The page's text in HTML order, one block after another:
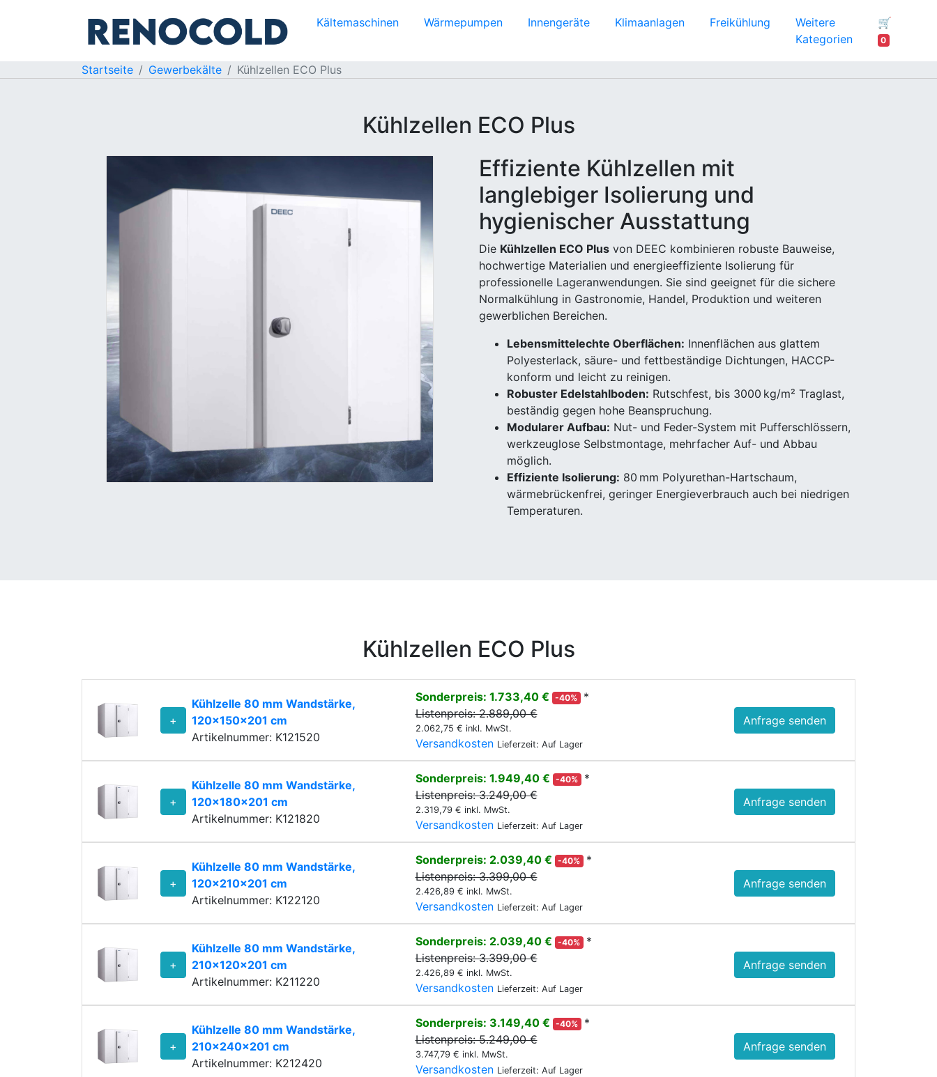
Kältemaschinen Wärmepumpen Innengeräte Klimaanlagen Freikühlung
Weitere
Kategorien
🛒
0
Startseite Gewerbekälte Kühlzellen ECO Plus
Kühlzellen ECO Plus
Effiziente Kühlzellen mit
langlebiger Isolierung und
hygienischer Ausstattung
Die Kühlzellen ECO Plus von DEEC kombinieren robuste Bauweise,
hochwertige Materialien und energieeffiziente Isolierung für
professionelle Lageranwendungen. Sie sind geeignet für die sichere
Normalkühlung in Gastronomie, Handel, Produktion und weiteren
gewerblichen Bereichen.
Lebensmittelechte Oberflächen: Innenflächen aus glattem
Polyesterlack, säure- und fettbeständige Dichtungen, HACCP-
konform und leicht zu reinigen.
Robuster Edelstahlboden: Rutschfest, bis 3000 kg/m² Traglast,
beständig gegen hohe Beanspruchung.
Modularer Aufbau: Nut- und Feder-System mit Pufferschlössern,
werkzeuglose Selbstmontage, mehrfacher Auf- und Abbau
möglich.
Effiziente Isolierung: 80 mm Polyurethan-Hartschaum,
wärmebrückenfrei, geringer Energieverbrauch auch bei niedrigen
Temperaturen.
Kühlzellen ECO Plus
+
Kühlzelle 80 mm Wandstärke,
120x150x201 cm
Artikelnummer: K121520
Sonderpreis: 1.733,40 € -40%
*
Listenpreis: 2.889,00 €
2.062,75 € inkl. MwSt.
Versandkosten Lieferzeit: Auf Lager
Anfrage senden
+
Kühlzelle 80 mm Wandstärke,
120x180x201 cm
Artikelnummer: K121820
Sonderpreis: 1.949,40 € -40%
*
Listenpreis: 3.249,00 €
2.319,79 € inkl. MwSt.
Versandkosten Lieferzeit: Auf Lager
Anfrage senden
+
Kühlzelle 80 mm Wandstärke,
120x210x201 cm
Artikelnummer: K122120
Sonderpreis: 2.039,40 € -40%
*
Listenpreis: 3.399,00 €
2.426,89 € inkl. MwSt.
Versandkosten Lieferzeit: Auf Lager
Anfrage senden
+
Kühlzelle 80 mm Wandstärke,
210x120x201 cm
Artikelnummer: K211220
Sonderpreis: 2.039,40 € -40%
*
Listenpreis: 3.399,00 €
2.426,89 € inkl. MwSt.
Versandkosten Lieferzeit: Auf Lager
Anfrage senden
+
Kühlzelle 80 mm Wandstärke,
210x240x201 cm
Artikelnummer: K212420
Sonderpreis: 3.149,40 € -40%
*
Listenpreis: 5.249,00 €
3.747,79 € inkl. MwSt.
Versandkosten Lieferzeit: Auf Lager
Anfrage senden